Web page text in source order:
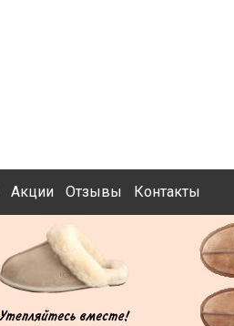
Акции Отзывы Контакты